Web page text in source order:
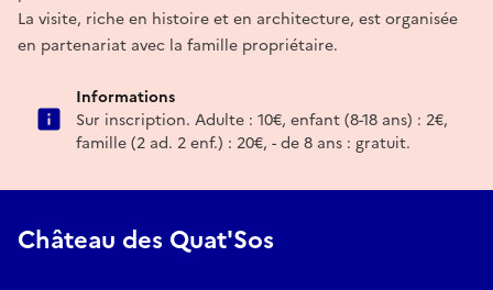
La visite, riche en histoire et en architecture, est organisée
en partenariat avec la famille propriétaire.
Informations
Sur inscription. Adulte : 10€, enfant (8-18 ans) : 2€,
famille (2 ad. 2 enf.) : 20€, - de 8 ans : gratuit.
Château des Quat'Sos